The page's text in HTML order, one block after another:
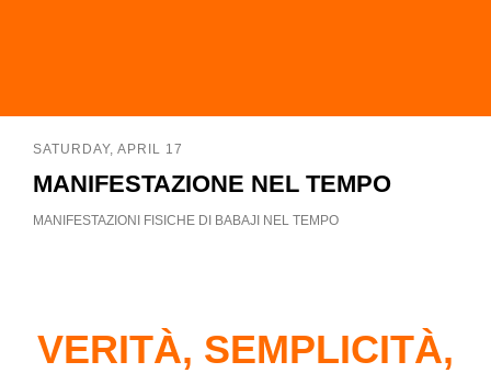
SATURDAY, APRIL 17
MANIFESTAZIONE NEL TEMPO
MANIFESTAZIONI FISICHE DI BABAJI NEL TEMPO
VERITÀ, SEMPLICITÀ,